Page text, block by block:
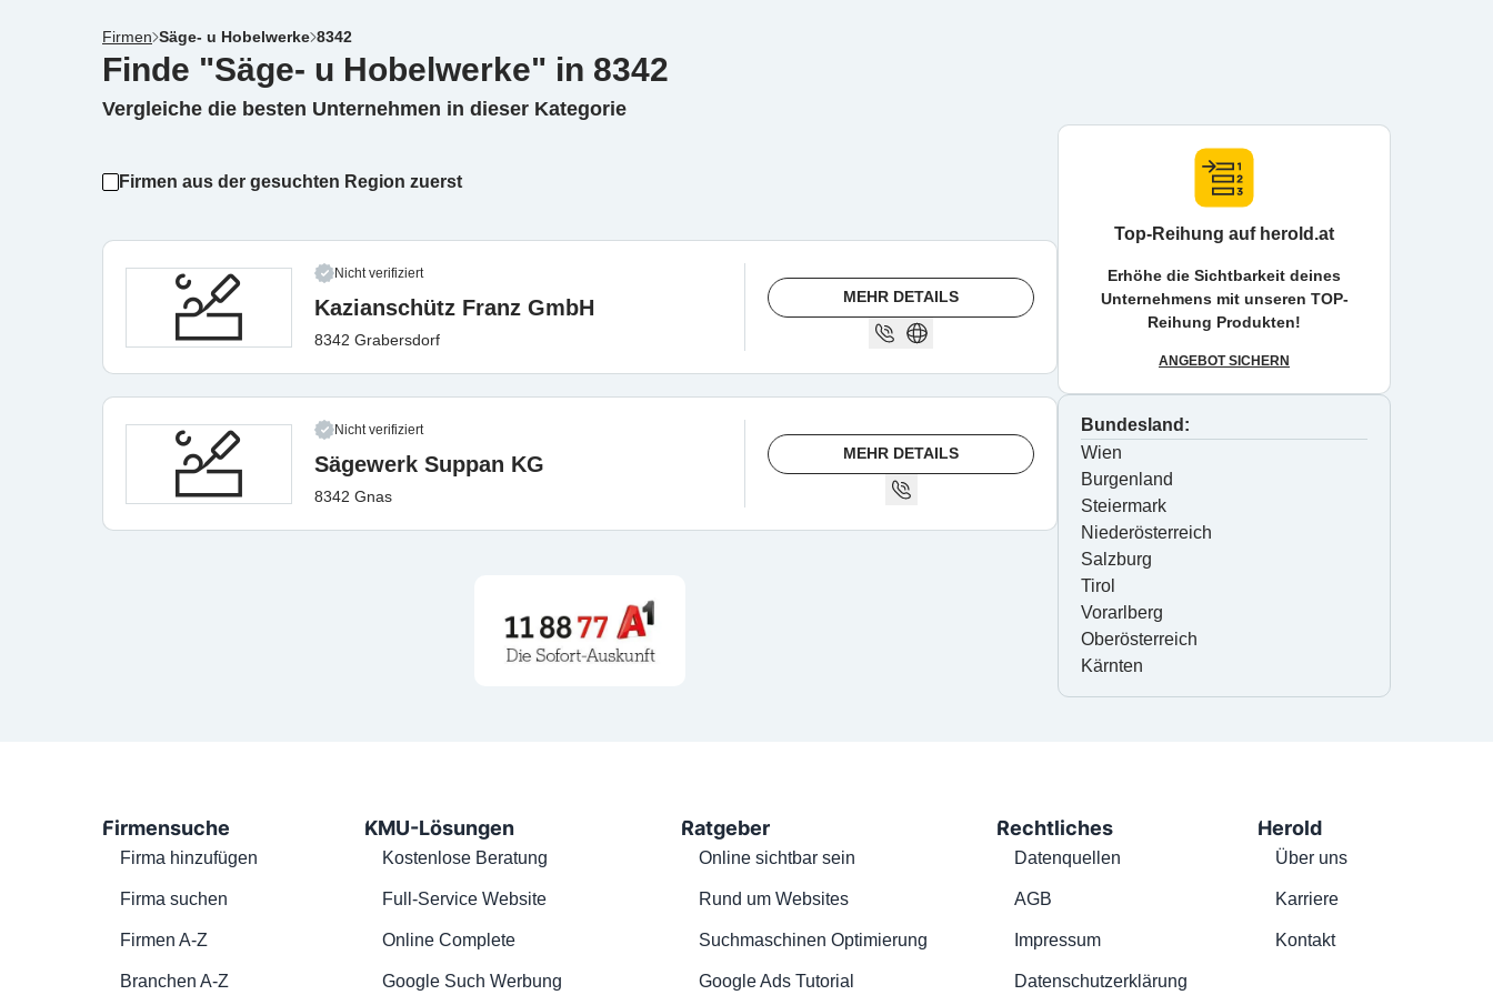
Firmen Säge- u Hobelwerke 8342
Finde "Säge- u Hobelwerke" in 8342
Vergleiche die besten Unternehmen in dieser Kategorie
Firmen aus der gesuchten Region zuerst
Nicht verifiziert
Kazianschütz Franz GmbH
8342 Grabersdorf
MEHR DETAILS
Nicht verifiziert
Sägewerk Suppan KG
8342 Gnas
MEHR DETAILS
Top-Reihung auf herold.at
Erhöhe die Sichtbarkeit deines
Unternehmens mit unseren TOP-
Reihung Produkten!
ANGEBOT SICHERN
Bundesland:
Wien
Burgenland
Steiermark
Niederösterreich
Salzburg
Tirol
Vorarlberg
Oberösterreich
Kärnten
Firmensuche
Firma hinzufügen
Firma suchen
Firmen A-Z
Branchen A-Z
KMU-Lösungen
Kostenlose Beratung
Full-Service Website
Online Complete
Google Such Werbung
Ratgeber
Online sichtbar sein
Rund um Websites
Suchmaschinen Optimierung
Google Ads Tutorial
Rechtliches
Datenquellen
AGB
Impressum
Datenschutzerklärung
Herold
Über uns
Karriere
Kontakt